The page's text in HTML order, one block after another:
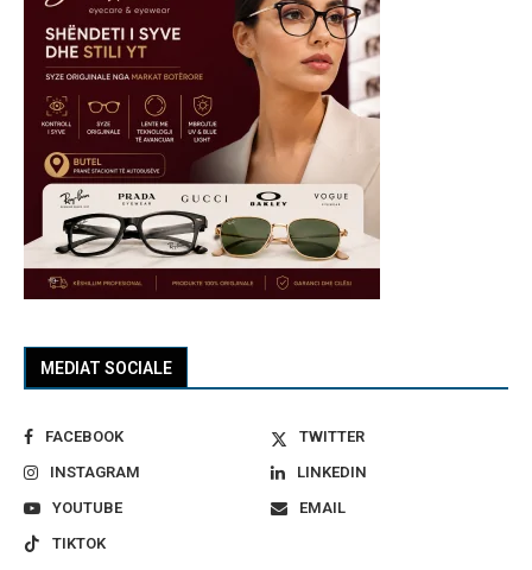
MEDIAT SOCIALE
FACEBOOK
TWITTER
INSTAGRAM
LINKEDIN
YOUTUBE
EMAIL
TIKTOK